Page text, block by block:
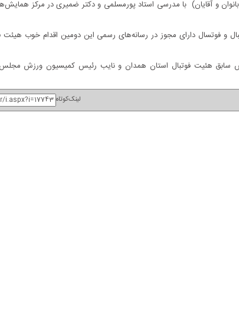
و آقایان) با مدرسی استاد پورمسلمی و دکتر ضمیری در مرکز
و فوتسال دارای مجوز در رسانه‌های رسمی این دومین اقدام خوب هیئت
هئیت فوتبال استان همدان و نایب رئیس کمیسیون ورزش مجلس
لینک‌کوتاه